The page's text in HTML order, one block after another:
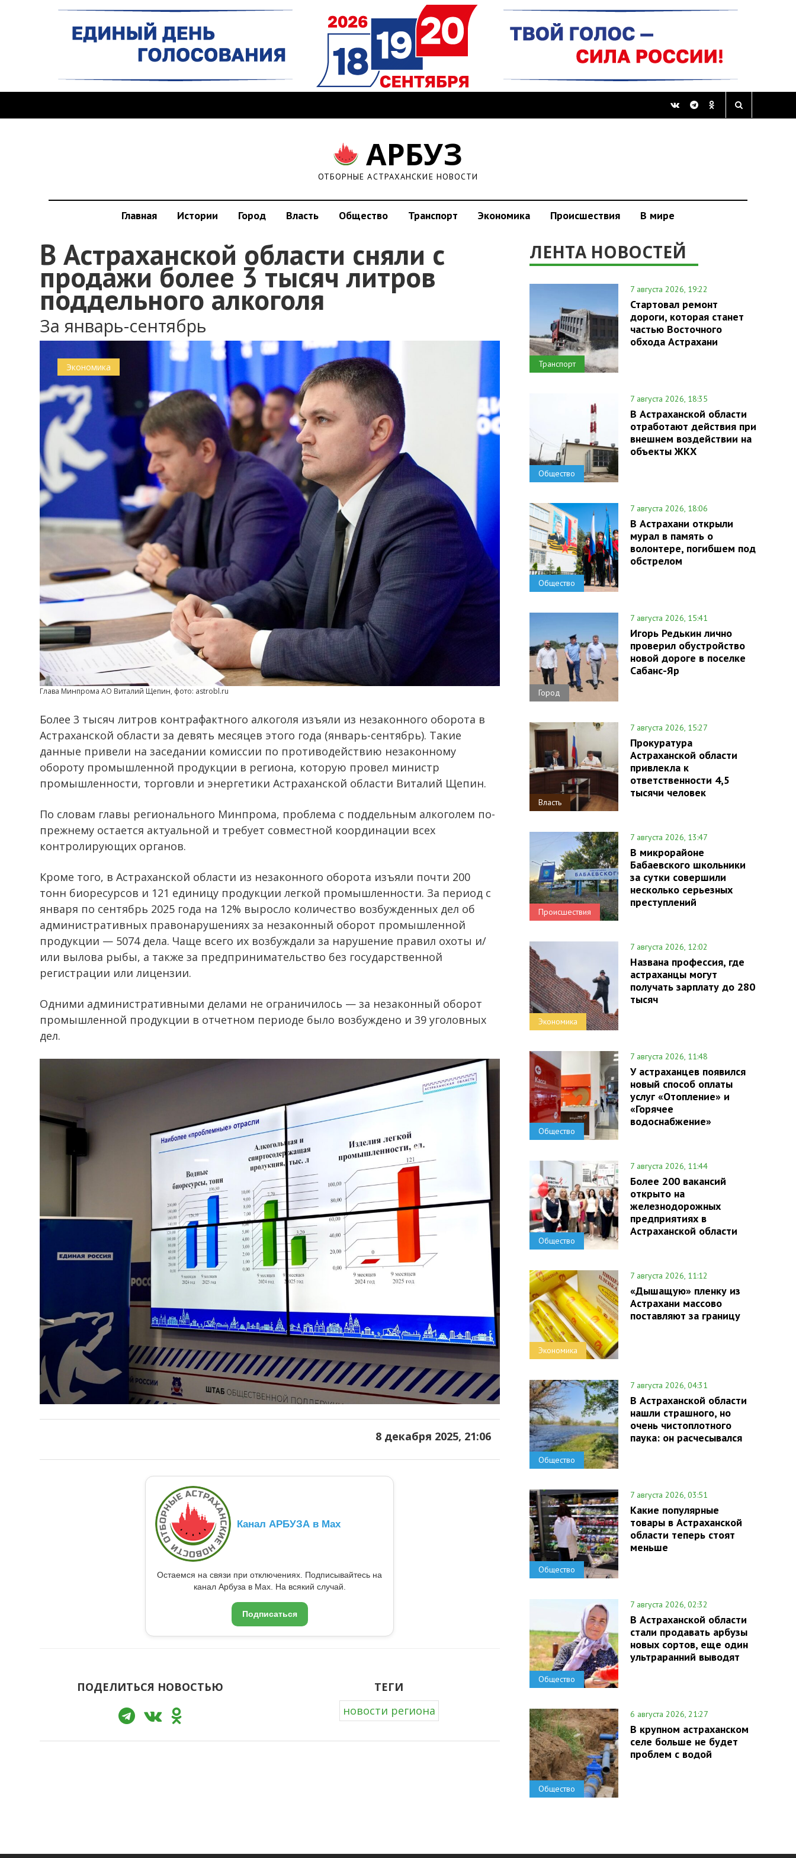
АРБУЗ
ОТБОРНЫЕ АСТРАХАНСКИЕ НОВОСТИ
Главная Истории Город Власть Общество Транспорт Экономика Происшествия В мире
В Астраханской области сняли с
продажи более 3 тысяч литров
поддельного алкоголя
За январь-сентябрь
Экономика
Глава Минпрома АО Виталий Щепин, фото: astrobl.ru
Более 3 тысяч литров контрафактного алкоголя изъяли из незаконного оборота в
Астраханской области за девять месяцев этого года (январь-сентябрь). Такие
данные привели на заседании комиссии по противодействию незаконному
обороту промышленной продукции в региона, которую провел министр
промышленности, торговли и энергетики Астраханской области Виталий Щепин.
По словам главы регионального Минпрома, проблема с поддельным алкоголем по-
прежнему остается актуальной и требует совместной координации всех
контролирующих органов.
Кроме того, в Астраханской области из незаконного оборота изъяли почти 200
тонн биоресурсов и 121 единицу продукции легкой промышленности. За период с
января по сентябрь 2025 года на 12% выросло количество возбужденных дел об
административных правонарушениях за незаконный оборот промышленной
продукции — 5074 дела. Чаще всего их возбуждали за нарушение правил охоты и/
или вылова рыбы, а также за предпринимательство без государственной
регистрации или лицензии.
Одними административными делами не ограничилось — за незаконный оборот
промышленной продукции в отчетном периоде было возбуждено и 39 уголовных
дел.
8 декабря 2025, 21:06
Канал АРБУЗА в Max
Остаемся на связи при отключениях. Подписывайтесь на
канал Арбуза в Max. На всякий случай.
Подписаться
ПОДЕЛИТЬСЯ НОВОСТЬЮ
ТЕГИ
новости региона
ЛЕНТА НОВОСТЕЙ
Транспорт
7 августа 2026, 19:22
Стартовал ремонт
дороги, которая станет
частью Восточного
обхода Астрахани
Общество
7 августа 2026, 18:35
В Астраханской области
отработают действия при
внешнем воздействии на
объекты ЖКХ
Общество
7 августа 2026, 18:06
В Астрахани открыли
мурал в память о
волонтере, погибшем под
обстрелом
Город
7 августа 2026, 15:41
Игорь Редькин лично
проверил обустройство
новой дороге в поселке
Сабанс-Яр
Власть
7 августа 2026, 15:27
Прокуратура
Астраханской области
привлекла к
ответственности 4,5
тысячи человек
Происшествия
7 августа 2026, 13:47
В микрорайоне
Бабаевского школьники
за сутки совершили
несколько серьезных
преступлений
Экономика
7 августа 2026, 12:02
Названа профессия, где
астраханцы могут
получать зарплату до 280
тысяч
Общество
7 августа 2026, 11:48
У астраханцев появился
новый способ оплаты
услуг «Отопление» и
«Горячее
водоснабжение»
Общество
7 августа 2026, 11:44
Более 200 вакансий
открыто на
железнодорожных
предприятиях в
Астраханской области
Экономика
7 августа 2026, 11:12
«Дышащую» пленку из
Астрахани массово
поставляют за границу
Общество
7 августа 2026, 04:31
В Астраханской области
нашли страшного, но
очень чистоплотного
паука: он расчесывался
Общество
7 августа 2026, 03:51
Какие популярные
товары в Астраханской
области теперь стоят
меньше
Общество
7 августа 2026, 02:32
В Астраханской области
стали продавать арбузы
новых сортов, еще один
ультраранний выводят
Общество
6 августа 2026, 21:27
В крупном астраханском
селе больше не будет
проблем с водой